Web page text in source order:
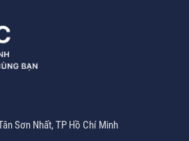
Sơn Nhất, TP Hồ Chí Minh